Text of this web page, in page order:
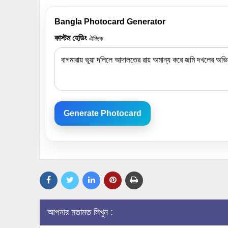
Bangla Photocard Generator
কাস্টম হেডিং ঐচ্ছিক
Generate Photocard
আপনার মতামত লিখুন :